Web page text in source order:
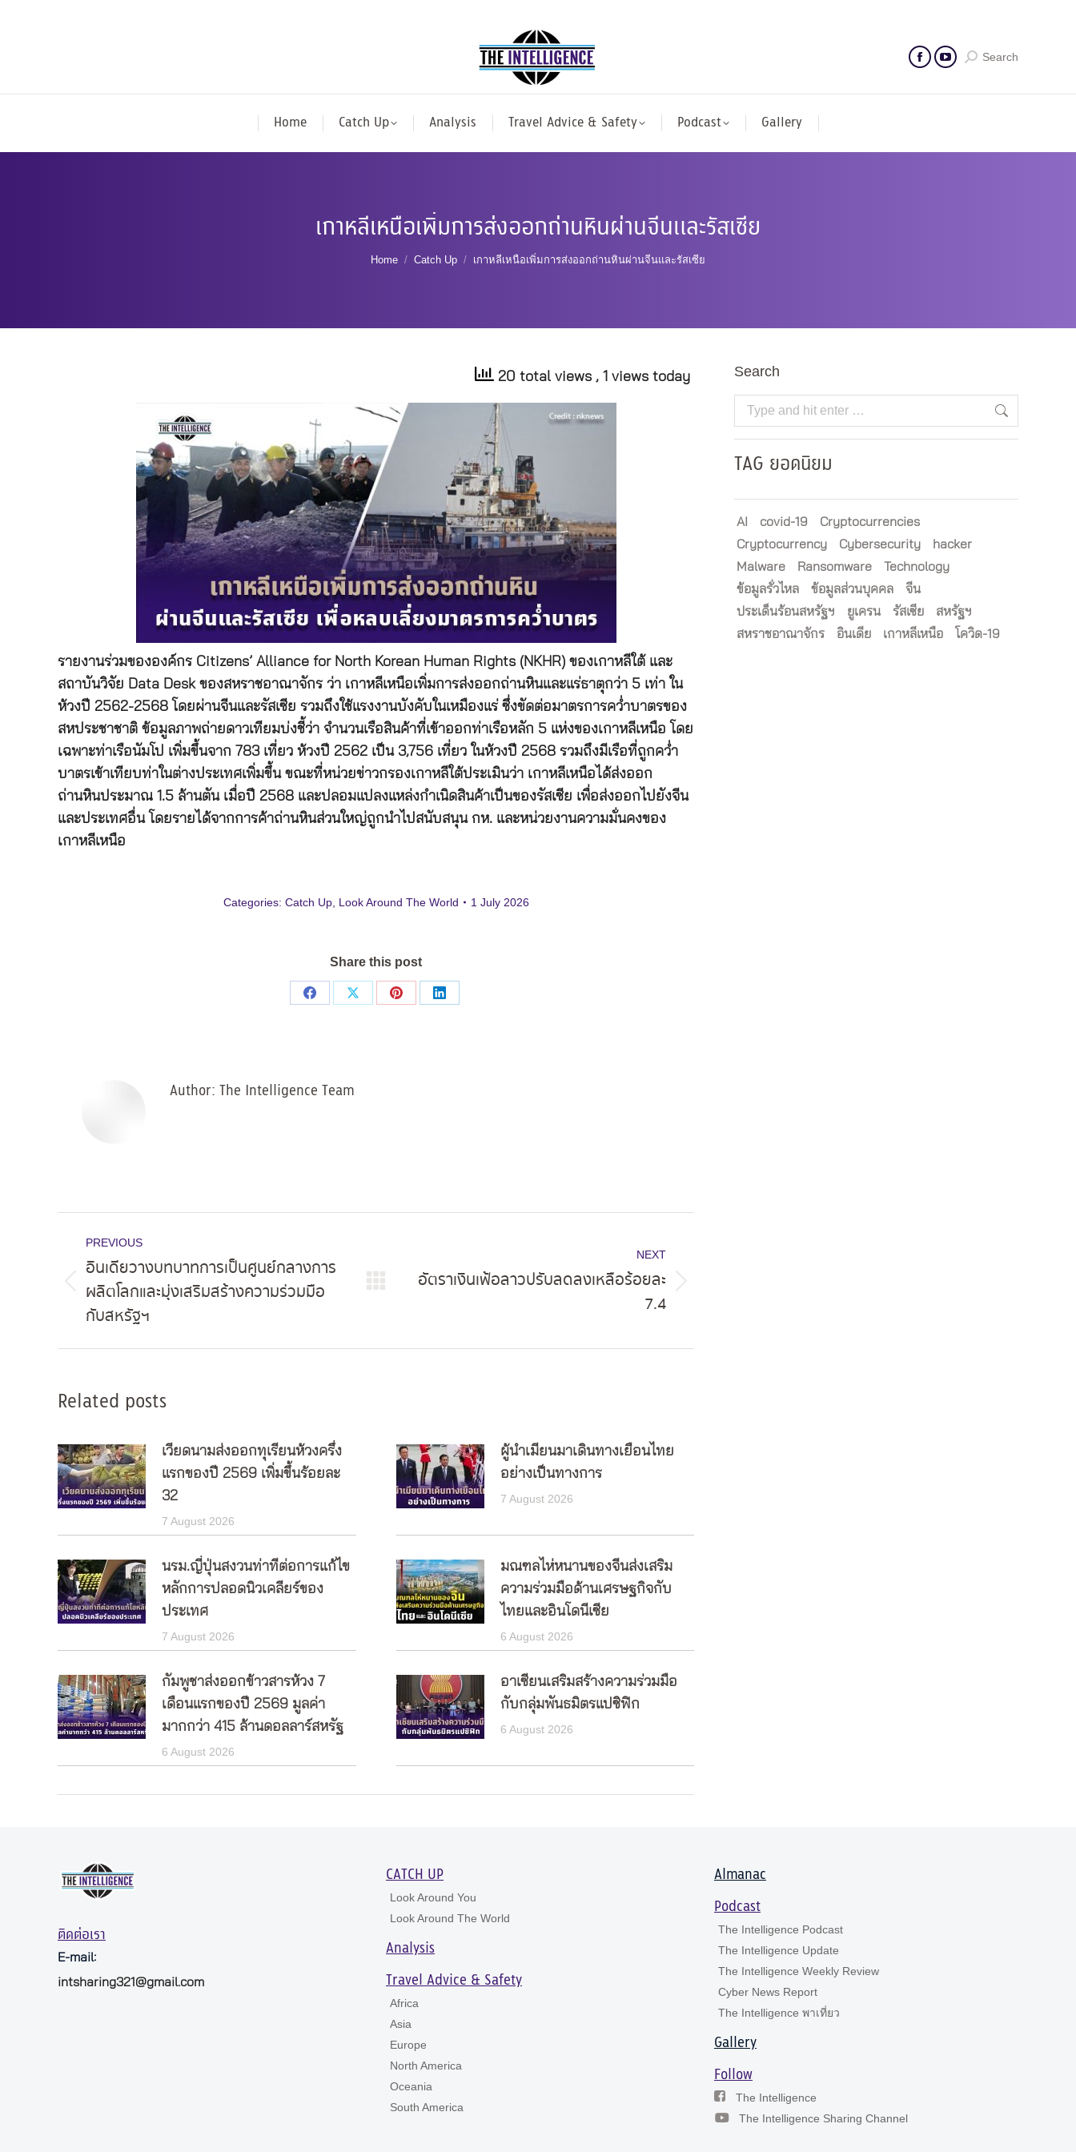
Search
Home Catch Up Analysis Travel Advice & Safety Podcast Gallery
เกาหลีเหนือเพิ่มการส่งออกถ่านหินผ่านจีนและรัสเซีย
You are here:
Home Catch Up เกาหลีเหนือเพิ่มการส่งออกถ่านหินผ่านจีนและรัสเซีย
20 total views , 1 views today
รายงานร่วมขององค์กร Citizens’ Alliance for North Korean Human Rights (NKHR) ของเกาหลีใต้ และ
สถาบันวิจัย Data Desk ของสหราชอาณาจักร ว่า เกาหลีเหนือเพิ่มการส่งออกถ่านหินและแร่ธาตุกว่า 5 เท่า ใน
ห้วงปี 2562-2568 โดยผ่านจีนและรัสเซีย รวมถึงใช้แรงงานบังคับในเหมืองแร่ ซึ่งขัดต่อมาตรการคว่ำบาตรของ
สหประชาชาติ ข้อมูลภาพถ่ายดาวเทียมบ่งชี้ว่า จำนวนเรือสินค้าที่เข้าออกท่าเรือหลัก 5 แห่งของเกาหลีเหนือ โดย
เฉพาะท่าเรือนัมโป เพิ่มขึ้นจาก 783 เที่ยว ห้วงปี 2562 เป็น 3,756 เที่ยว ในห้วงปี 2568 รวมถึงมีเรือที่ถูกคว่ำ
บาตรเข้าเทียบท่าในต่างประเทศเพิ่มขึ้น ขณะที่หน่วยข่าวกรองเกาหลีใต้ประเมินว่า เกาหลีเหนือได้ส่งออก
ถ่านหินประมาณ 1.5 ล้านตัน เมื่อปี 2568 และปลอมแปลงแหล่งกำเนิดสินค้าเป็นของรัสเซีย เพื่อส่งออกไปยังจีน
และประเทศอื่น โดยรายได้จากการค้าถ่านหินส่วนใหญ่ถูกนำไปสนับสนุน กห. และหน่วยงานความมั่นคงของ
เกาหลีเหนือ
Categories: Catch Up, Look Around The World 1 July 2026
Share this post
Share
Share
Share
Share
Author: The Intelligence Team
navigation
PREVIOUS
Previous
post:
อินเดียวางบทบาทการเป็นศูนย์กลางการ
ผลิตโลกและมุ่งเสริมสร้างความร่วมมือ
กับสหรัฐฯ
NEXT
อัตราเงินเฟ้อลาวปรับลดลงเหลือร้อยละ
7.4
Related posts
เวียดนามส่งออกทุเรียนห้วงครึ่ง
แรกของปี 2569 เพิ่มขึ้นร้อยละ
32
7 August 2026
ผู้นำเมียนมาเดินทางเยือนไทย
อย่างเป็นทางการ
7 August 2026
นรม.ญี่ปุ่นสงวนท่าทีต่อการแก้ไข
หลักการปลอดนิวเคลียร์ของ
ประเทศ
7 August 2026
มณฑลไห่หนานของจีนส่งเสริม
ความร่วมมือด้านเศรษฐกิจกับ
ไทยและอินโดนีเซีย
6 August 2026
กัมพูชาส่งออกข้าวสารห้วง 7
เดือนแรกของปี 2569 มูลค่า
มากกว่า 415 ล้านดอลลาร์สหรัฐ
6 August 2026
อาเซียนเสริมสร้างความร่วมมือ
กับกลุ่มพันธมิตรแปซิฟิก
6 August 2026
Search
Search:
TAG ยอดนิยม
AI covid-19
Cryptocurrencies
Cryptocurrency
Cybersecurity
hacker
Malware
Ransomware
Technology
ข้อมูลรั่วไหล
ข้อมูลส่วนบุคคล
จีน
ประเด็นร้อนสหรัฐฯ
ยูเครน รัสเซีย
สหรัฐฯ
สหราชอาณาจักร
อินเดีย เกาหลีเหนือ โควิด-19
ติดต่อเรา
E-mail:
intsharing321@gmail.com
CATCH UP
Look Around You
Look Around The World
Analysis
Travel Advice & Safety
Africa
Asia
Europe
North America
Oceania
South America
Almanac
Podcast
The Intelligence Podcast
The Intelligence Update
The Intelligence Weekly Review
Cyber News Report
The Intelligence พาเที่ยว
Gallery
Follow
The Intelligence
The Intelligence Sharing Channel